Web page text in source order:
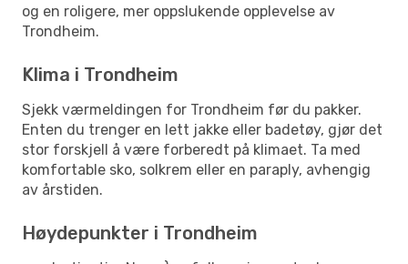
og en roligere, mer oppslukende opplevelse av
Trondheim.
Klima i Trondheim
Sjekk værmeldingen for Trondheim før du pakker.
Enten du trenger en lett jakke eller badetøy, gjør det
stor forskjell å være forberedt på klimaet. Ta med
komfortable sko, solkrem eller en paraply, avhengig
av årstiden.
Høydepunkter i Trondheim